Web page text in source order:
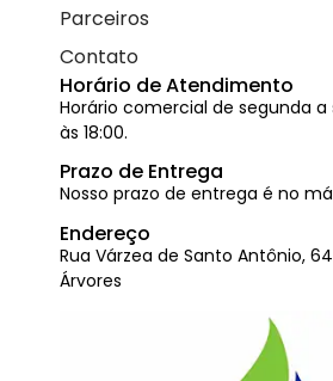
Parceiros
Contato
Horário de Atendimento
Horário comercial de segunda a
às 18:00.
Prazo de Entrega
Nosso prazo de entrega é no
Endereço
Rua Várzea de Santo Antônio,
Árvores